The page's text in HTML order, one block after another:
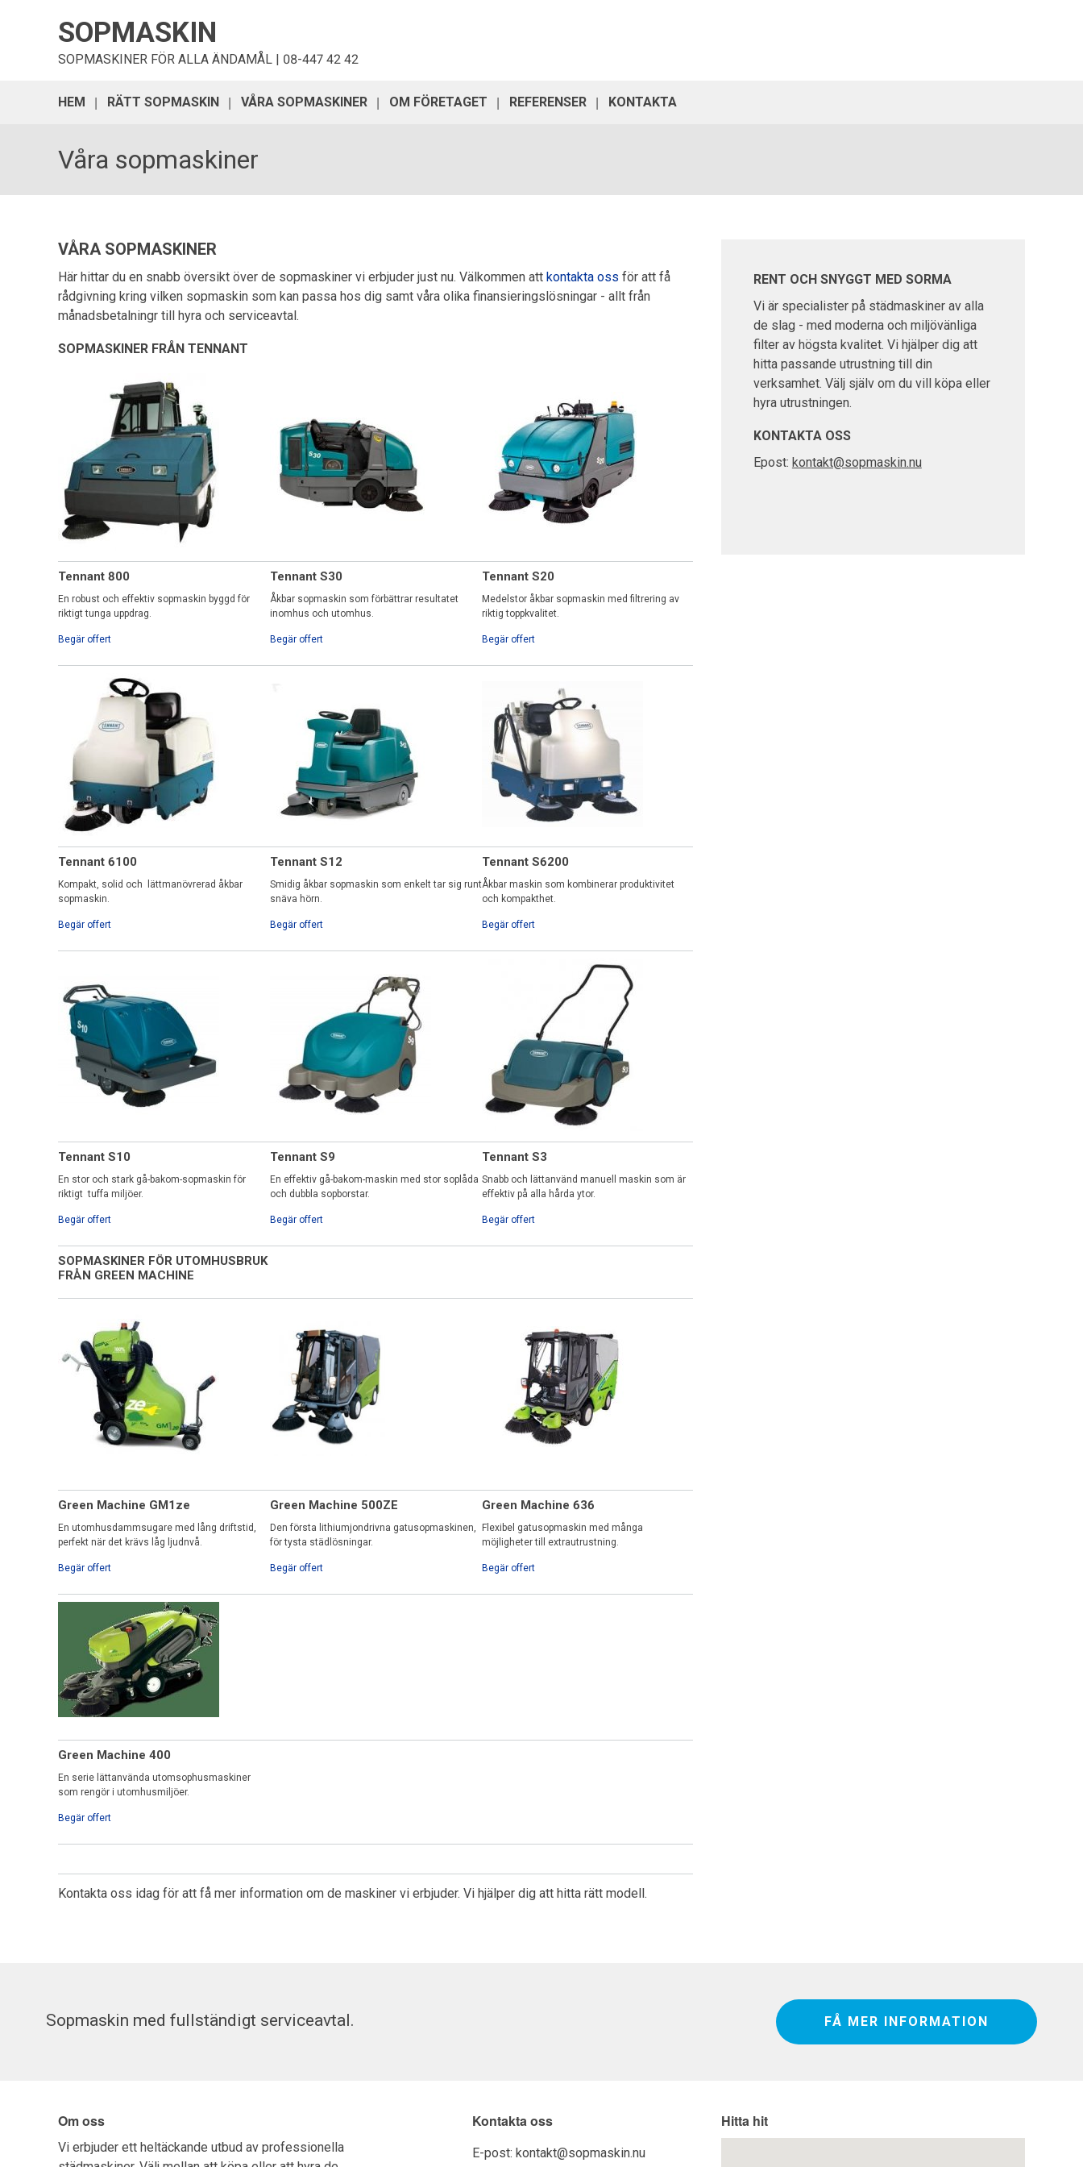
SOPMASKIN
SOPMASKINER FÖR ALLA ÄNDAMÅL | 08-447 42 42
HEM RÄTT SOPMASKIN VÅRA SOPMASKINER OM FÖRETAGET REFERENSER KONTAKTA
Våra sopmaskiner
VÅRA SOPMASKINER
Här hittar du en snabb översikt över de sopmaskiner vi erbjuder just nu. Välkommen att kontakta oss för att få
rådgivning kring vilken sopmaskin som kan passa hos dig samt våra olika finansieringslösningar - allt från
månadsbetalningr till hyra och serviceavtal.
SOPMASKINER FRÅN TENNANT
Tennant 800
En robust och effektiv sopmaskin byggd för
riktigt tunga uppdrag.
Begär offert
Tennant S30
Åkbar sopmaskin som förbättrar resultatet
inomhus och utomhus.
Begär offert
Tennant S20
Medelstor åkbar sopmaskin med filtrering av
riktig toppkvalitet.
Begär offert
Tennant 6100
Kompakt, solid och lättmanövrerad åkbar
sopmaskin.
Begär offert
Tennant S12
Smidig åkbar sopmaskin som enkelt tar sig runt
snäva hörn.
Begär offert
Tennant S6200
Åkbar maskin som kombinerar produktivitet
och kompakthet.
Begär offert
Tennant S10
En stor och stark gå-bakom-sopmaskin för
riktigt tuffa miljöer.
Begär offert
Tennant S9
En effektiv gå-bakom-maskin med stor soplåda
och dubbla sopborstar.
Begär offert
Tennant S3
Snabb och lättanvänd manuell maskin som är
effektiv på alla hårda ytor.
Begär offert
SOPMASKINER FÖR UTOMHUSBRUK
FRÅN GREEN MACHINE
Green Machine GM1ze
En utomhusdammsugare med lång driftstid,
perfekt när det krävs låg ljudnvå.
Begär offert
Green Machine 500ZE
Den första lithiumjondrivna gatusopmaskinen,
för tysta städlösningar.
Begär offert
Green Machine 636
Flexibel gatusopmaskin med många
möjligheter till extrautrustning.
Begär offert
Green Machine 400
En serie lättanvända utomsophusmaskiner
som rengör i utomhusmiljöer.
Begär offert
Kontakta oss idag för att få mer information om de maskiner vi erbjuder. Vi hjälper dig att hitta rätt modell.
RENT OCH SNYGGT MED SORMA
Vi är specialister på städmaskiner av alla
de slag - med moderna och miljövänliga
filter av högsta kvalitet. Vi hjälper dig att
hitta passande utrustning till din
verksamhet. Välj själv om du vill köpa eller
hyra utrustningen.
KONTAKTA OSS
Epost: kontakt@sopmaskin.nu
Sopmaskin med fullständigt serviceavtal. FÅ MER INFORMATION
Om oss
Vi erbjuder ett heltäckande utbud av professionella
Kontakta oss
E-post:kontakt@sopmaskin.nu
Hitta hit